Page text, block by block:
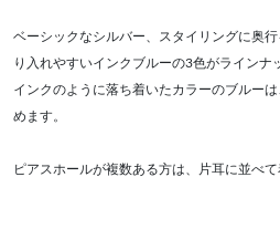
ベーシックなシルバー、スタイリングに奥
り入れやすいインクブルーの3色がラインナ
インクのように落ち着いたカラーのブルー
めます。
ピアスホールが複数ある方は、片耳に並べて